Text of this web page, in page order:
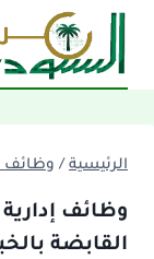
التجاوز
المحتوى
الرئيسية / وظائف
وظائف
القابضة